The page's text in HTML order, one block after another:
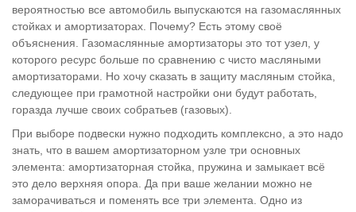
вероятностью все автомобиль выпускаются на газомаслянных
стойках и амортизаторах. Почему? Есть этому своё
объяснения. Газомаслянные амортизаторы это тот узел, у
которого ресурс больше по сравнению с чисто масляными
амортизаторами. Но хочу сказать в защиту масляным стойка,
следующее при грамотной настройки они будут работать,
горазда лучше своих собратьев (газовых).
При выборе подвески нужно подходить комплексно, а это надо
знать, что в вашем амортизаторном узле три основных
элемента: амортизаторная стойка, пружина и замыкает всё
это дело верхняя опора. Да при ваше желании можно не
заморачиваться и поменять все три элемента. Одно из